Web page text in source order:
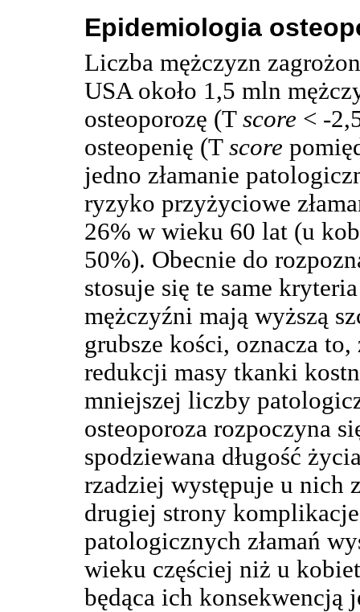
Epidemiologia
Liczba mężczyzn
USA około 1,5 mln
osteoporozę (T score < -
osteopenię (T score
jedno złamanie
ryzyko przyżyciowe
26% w wieku 60 lat (u
50%). Obecnie do
stosuje się te same
mężczyźni mają wyższą
grubsze kości, oznacza
redukcji masy tkanki
mniejszej liczby
osteoporoza rozpoczyna
spodziewana długość
rzadziej występuje u nich
drugiej strony
patologicznych złamań
wieku częściej niż u
będąca ich konsekwencją